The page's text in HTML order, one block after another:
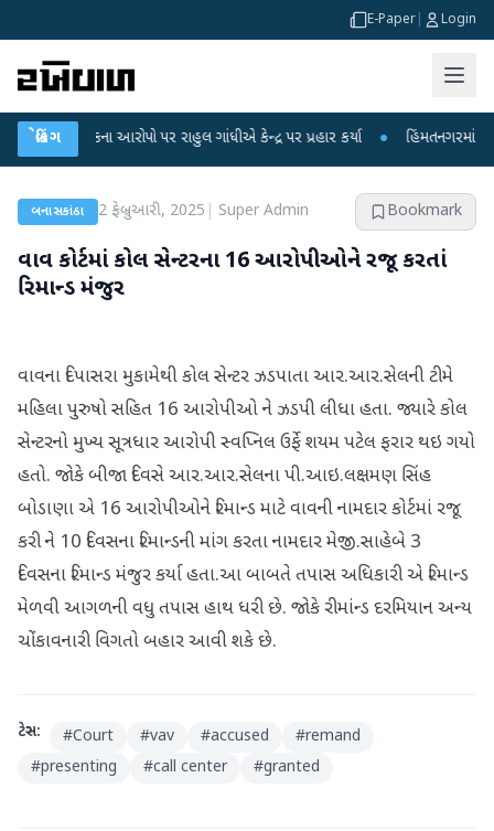
E-Paper Login
બ્રેકિંગ
લીકના આરોપો પર રાહુલ ગાંધીએ કેન્દ્ર પર પ્રહાર કર્યા ● હિંમતનગરમાં રહસ્યમય
બનાસકાંઠા 2 ફેબ્રુઆરી, 2025 Super Admin Bookmark
વાવ કોર્ટમાં કોલ સેન્ટરના 16 આરોપીઓને રજૂ કરતાં
રિમાન્ડ મંજુર
વાવના દિપાસરા મુકામેથી કોલ સેન્ટર ઝડપાતા આર.આર.સેલની ટીમે
મહિલા પુરુષો સહિત 16 આરોપીઓ ને ઝડપી લીધા હતા. જ્યારે કોલ
સેન્ટરનો મુખ્ય સૂત્રધાર આરોપી સ્વપ્નિલ ઉર્ફે શયમ પટેલ ફરાર થઇ ગયો
હતો. જોકે બીજા દિવસે આર.આર.સેલના પી.આઇ.લક્ષમણ સિંહ
બોડાણા એ 16 આરોપીઓને રિમાન્ડ માટે વાવની નામદાર કોર્ટમાં રજૂ
કરી ને 10 દિવસના રિમાન્ડની માંગ કરતા નામદાર મેજી.સાહેબે 3
દિવસના રિમાન્ડ મંજુર કર્યા હતા.આ બાબતે તપાસ અધિકારી એ રિમાન્ડ
મેળવી આગળની વધુ તપાસ હાથ ધરી છે. જોકે રીમાંન્ડ દરમિયાન અન્ય
ચોંકાવનારી વિગતો બહાર આવી શકે છે.
ટેગ્સ: #Court #vav #accused #remand
#presenting #call center #granted